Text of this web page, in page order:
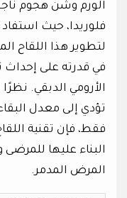
الورم وشن هجوم
فلوريدا، حيث
لتطوير هذا اللقاح
في قدرته على إحداث
الأرومي الدبقي. نظرًا
تؤدي إلى معدل
فقط، فإن تقنية
البناء عليها
المرض المدمر.